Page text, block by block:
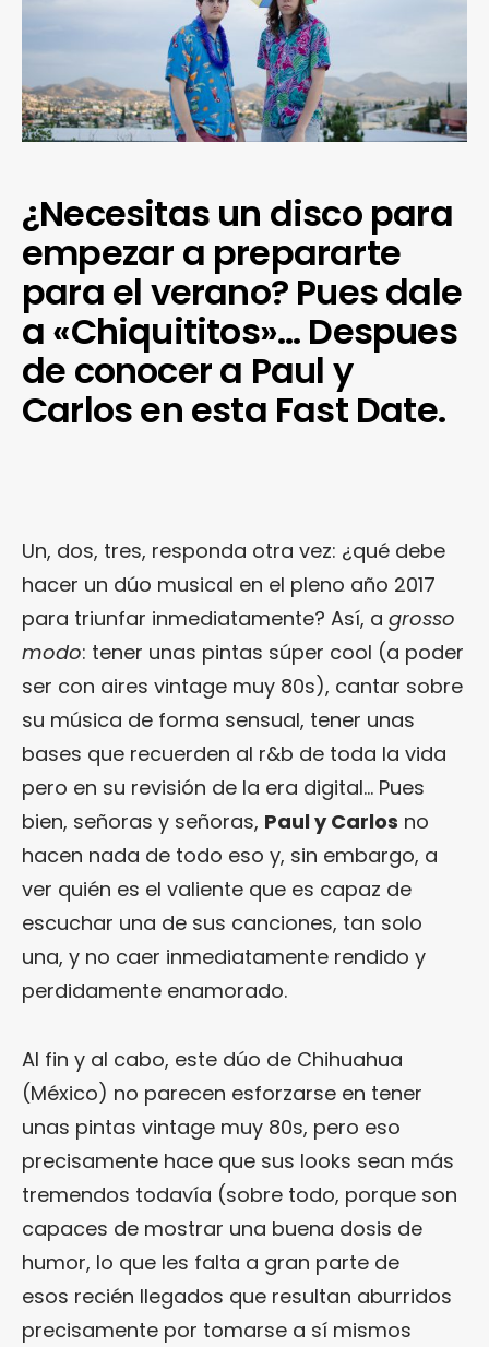
¿Necesitas un disco para
empezar a prepararte
para el verano? Pues dale
a «Chiquititos»… Despues
de conocer a Paul y
Carlos en esta Fast Date.
Un, dos, tres, responda otra vez: ¿qué debe
hacer un dúo musical en el pleno año 2017
para triunfar inmediatamente? Así, a grosso
modo: tener unas pintas súper cool (a poder
ser con aires vintage muy 80s), cantar sobre
su música de forma sensual, tener unas
bases que recuerden al r&b de toda la vida
pero en su revisión de la era digital… Pues
bien, señoras y señoras, Paul y Carlos no
hacen nada de todo eso y, sin embargo, a
ver quién es el valiente que es capaz de
escuchar una de sus canciones, tan solo
una, y no caer inmediatamente rendido y
perdidamente enamorado.
Al fin y al cabo, este dúo de Chihuahua
(México) no parecen esforzarse en tener
unas pintas vintage muy 80s, pero eso
precisamente hace que sus looks sean más
tremendos todavía (sobre todo, porque son
capaces de mostrar una buena dosis de
humor, lo que les falta a gran parte de
esos recién llegados que resultan aburridos
precisamente por tomarse a sí mismos